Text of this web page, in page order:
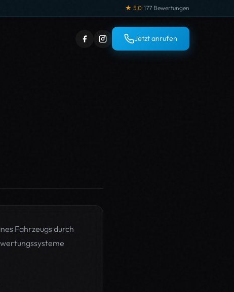
★ 5.0· 177 Bewertungen
Jetzt anrufen
Fahrzeugs durch